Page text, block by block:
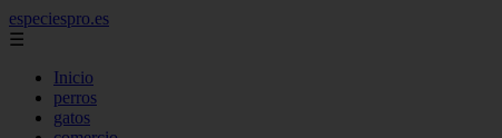
especiespro.es
☰
Inicio
perros
gatos